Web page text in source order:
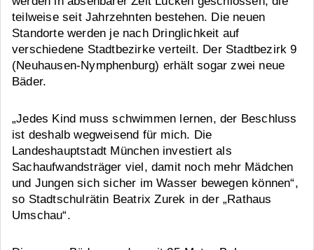
teilweise seit Jahrzehnten bestehen. Die neuen
Standorte werden je nach Dringlichkeit auf
verschiedene Stadtbezirke verteilt. Der Stadtbezirk 9
(Neuhausen-Nymphenburg) erhält sogar zwei neue
Bäder.
„Jedes Kind muss schwimmen lernen, der Beschluss
ist deshalb wegweisend für mich. Die
Landeshauptstadt München investiert als
Sachaufwandsträger viel, damit noch mehr Mädchen
und Jungen sich sicher im Wasser bewegen können“,
so Stadtschulrätin Beatrix Zurek in der „Rathaus
Umschau“.